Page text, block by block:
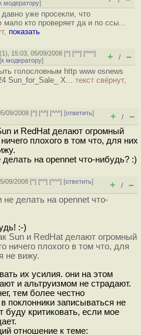
модератору]
давно уже просекли, что
кто проверяет да и по ссы...
показать
(1), 15:03, 05/09/2008 [^] [^^] [^^^]
к модератору] + / –
голословным http www osnews
Sun_for_Sale_ Х... текст свёрнут,
09/2008 [^] [^^] [^^^] [ответить]
+ / –
и RedHat делают огромный
плохого в том что, для них
на opennet что-нибудь? :)
09/2008 [^] [^^] [^^^] [ответить]
+ / –
делать на opennet что-
:-)
Sun и RedHat делают огромный
ничего плохого в том что, для
не вижу.
их усилия. они на этом
и альтруизмом не страдают.
тем более честно
поклонники записываться не
буду критиковать, если мое
отношение к теме: